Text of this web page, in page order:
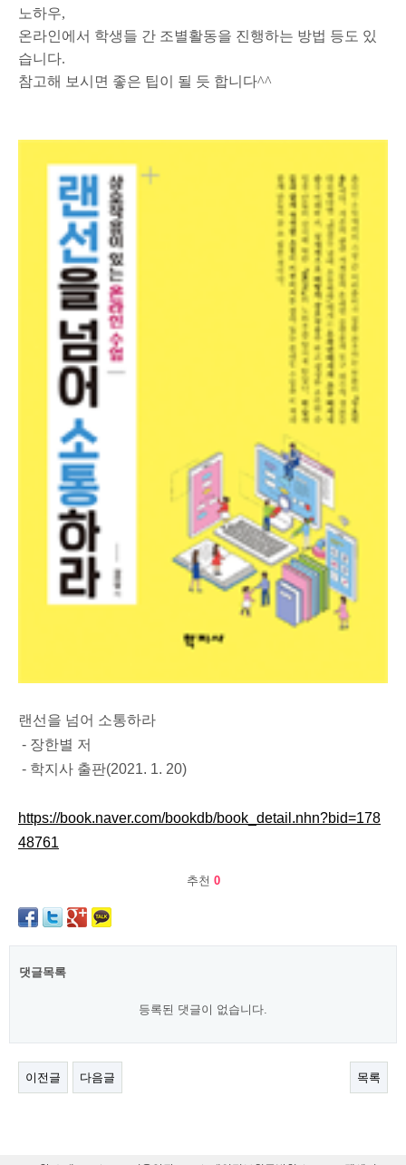
노하우,
온라인에서 학생들 간 조별활동을 진행하는 방법 등도 있
습니다.
참고해 보시면 좋은 팁이 될 듯 합니다^^
랜선을 넘어 소통하라
- 장한별 저
- 학지사 출판(2021. 1. 20)
https://book.naver.com/bookdb/book_detail.nhn?bid=178
48761
추천 0
댓글목록
등록된 댓글이 없습니다.
이전글 다음글 목록